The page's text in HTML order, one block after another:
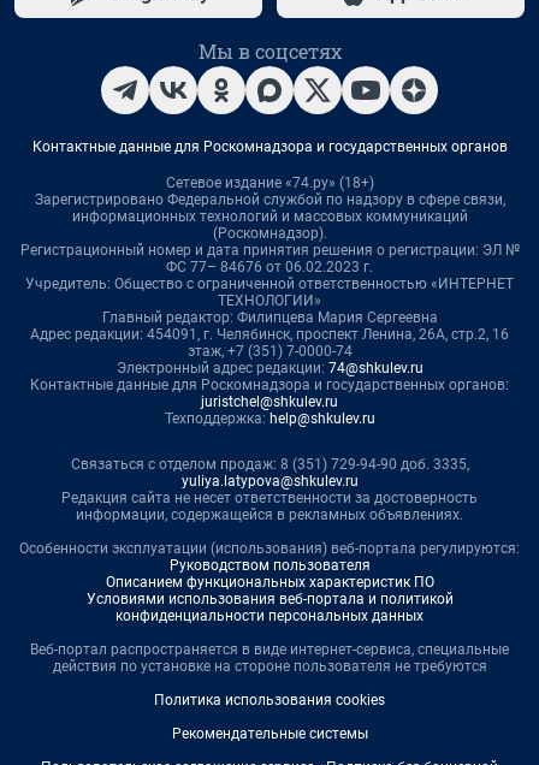
Мы в соцсетях
Контактные данные для Роскомнадзора и государственных органов
Сетевое издание «74.ру» (18+)
Зарегистрировано Федеральной службой по надзору в сфере связи,
информационных технологий и массовых коммуникаций
(Роскомнадзор).
Регистрационный номер и дата принятия решения о регистрации: ЭЛ №
ФС 77– 84676 от 06.02.2023 г.
Учредитель: Общество с ограниченной ответственностью «ИНТЕРНЕТ
ТЕХНОЛОГИИ»
Главный редактор: Филипцева Мария Сергеевна
Адрес редакции: 454091, г. Челябинск, проспект Ленина, 26А, стр.2, 16
этаж, +7 (351) 7-0000-74
Электронный адрес редакции: 74@shkulev.ru
Контактные данные для Роскомнадзора и государственных органов:
juristchel@shkulev.ru
Техподдержка: help@shkulev.ru
Связаться с отделом продаж: 8 (351) 729-94-90 доб. 3335,
yuliya.latypova@shkulev.ru
Редакция сайта не несет ответственности за достоверность
информации, содержащейся в рекламных объявлениях.
Особенности эксплуатации (использования) веб-портала регулируются:
Руководством пользователя
Описанием функциональных характеристик ПО
Условиями использования веб-портала и политикой
конфиденциальности персональных данных
Веб-портал распространяется в виде интернет-сервиса, специальные
действия по установке на стороне пользователя не требуются
Политика использования cookies
Рекомендательные системы